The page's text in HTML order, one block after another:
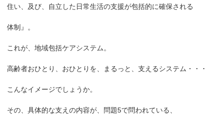
住い、及び、自立した日常生活の支援が包括的に確保される
体制』。
これが、地域包括ケアシステム。
高齢者おひとり、おひとりを、まるっと、支えるシステム・・・
こんなイメージでしょうか。
その、具体的な支えの内容が、問題5で問われている、